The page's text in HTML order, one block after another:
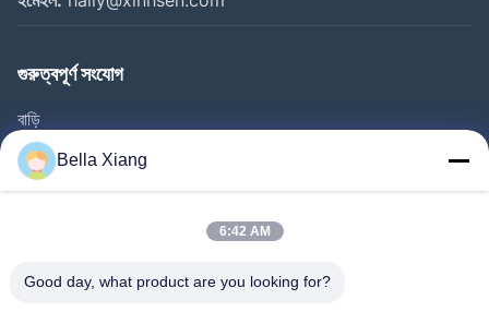
গুরুত্বপূর্ণ সংযোগ
বাড়ি
পণ্য
ভিডিও
কারখানা ভ্রমণ
Bella Xiang
6:42 AM
Good day, what product are you looking for?